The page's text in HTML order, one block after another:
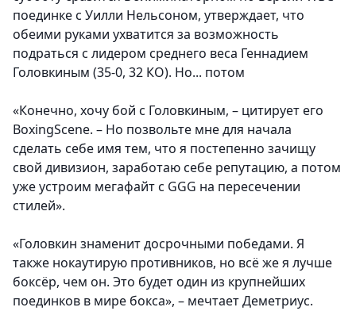
поединке с Уилли Нельсоном, утверждает, что
обеими руками ухватится за возможность
подраться с лидером среднего веса Геннадием
Головкиным (35-0, 32 КО). Но... потом
«Конечно, хочу бой с Головкиным, – цитирует его
BoxingScene. – Но позвольте мне для начала
сделать себе имя тем, что я постепенно зачищу
свой дивизион, заработаю себе репутацию, а потом
уже устроим мегафайт с GGG на пересечении
стилей».
«Головкин знаменит досрочными победами. Я
также нокаутирую противников, но всё же я лучше
боксёр, чем он. Это будет один из крупнейших
поединков в мире бокса», – мечтает Деметриус.